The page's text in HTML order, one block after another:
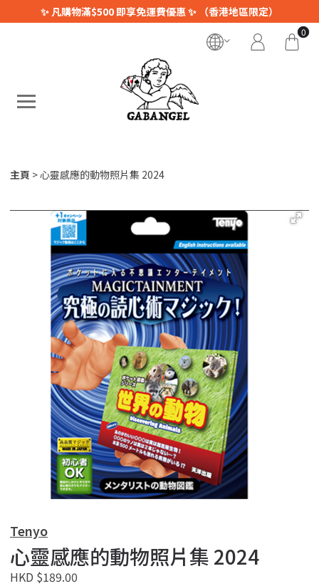
✨ 凡購物滿$500 即享免運費優惠 ✨ （香港地區限定）
0
主頁 心靈感應的動物照片集 2024
Tenyo
心靈感應的動物照片集 2024
HKD $189.00